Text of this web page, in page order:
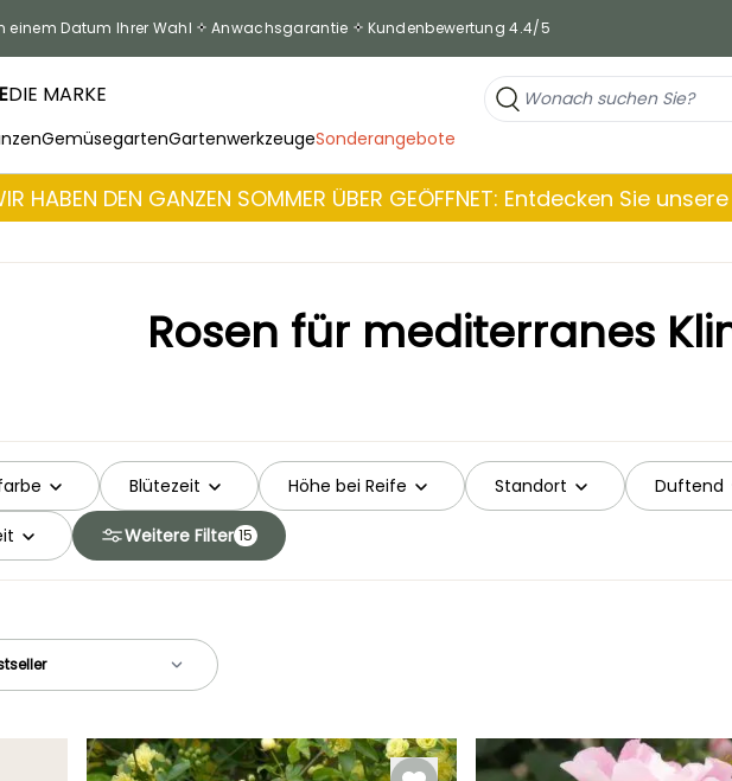
einem Datum Ihrer Wahl Anwachsgarantie Kundenbewertung 4.4/5
DIE MARKE
GemüsegartenGartenwerkzeugeSonderangebote
HABEN DEN GANZEN SOMMER ÜBER GEÖFFNET: Entdecken Sie
Rosen für mediterranes
Blütezeit Höhe bei Reife Standort Duftend
Weitere Filter 15